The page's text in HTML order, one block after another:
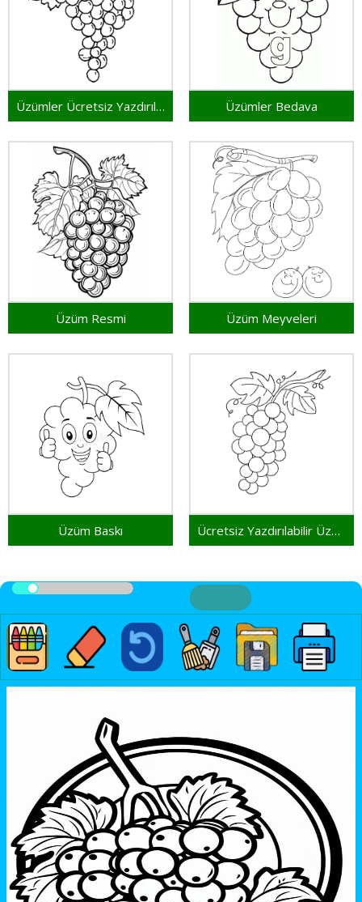
Üzümler Ücretsiz Yazdırılabilir Üzümler Bedava
Üzüm Resmi Üzüm Meyveleri
Üzüm Baskı Ücretsiz Yazdırılabilir Üzümler